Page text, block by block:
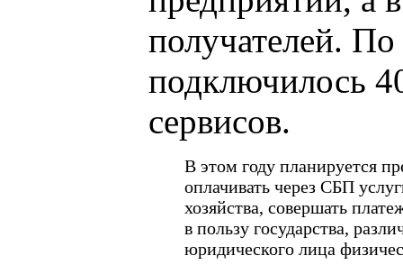
получателей.
подключилось
сервисов.
В этом году планируется
оплачивать через СБП
хозяйства, совершать
в пользу государства,
юридического лица